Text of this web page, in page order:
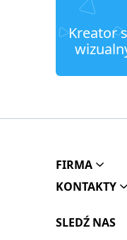
Kreator
FIRMA
KONTAKTY
SLEDŹ NAS